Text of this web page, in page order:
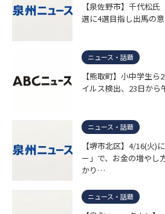
【泉佐野市】千代松
選に4選目指し出馬の
ニュース・話題
【熊取町】小中学生
イルス検出、23日から
ニュース・話題
【堺市北区】4/16(火)
ー」で、お金の増やし
かり…
ニュース・話題